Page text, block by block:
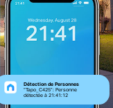
Détection de Personnes
“Tapo_C425”: Personne
détectée à 21:41:12